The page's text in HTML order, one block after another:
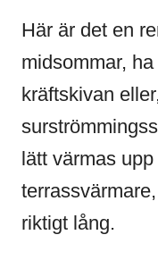
Här är det en
midsommar,
kräftskivan
lätt värmas
riktigt lång.